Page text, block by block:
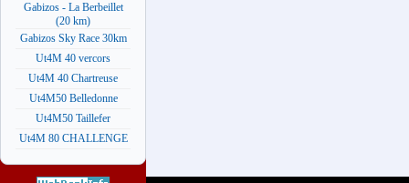
Gabizos - La Berbeillet
(20 km)
Gabizos Sky Race 30km
Ut4M 40 vercors
Ut4M 40 Chartreuse
Ut4M50 Belledonne
Ut4M50 Taillefer
Ut4M 80 CHALLENGE